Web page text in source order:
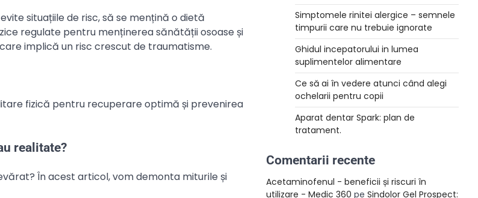
situațiile de risc, să se mențină o dietă
regulate pentru menținerea sănătății osoase și
implică un risc crescut de traumatisme.
fizică pentru recuperare optimă și prevenirea
realitate?
În acest articol, vom demonta miturile și
Simptomele rinitei alergice – semnele
timpurii care nu trebuie ignorate
Ghidul incepatorului in lumea
suplimentelor alimentare
Ce să ai în vedere atunci când alegi
ochelarii pentru copii
Aparat dentar Spark: plan de
tratament.
Comentarii recente
Acetaminofenul - beneficii și riscuri în
utilizare - Medic 360 pe Sindolor Gel Prospect: